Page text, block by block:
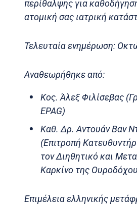
περίθαλψης για
ατομική σας ιατρική
Τελευταία ενημέρωση:
Αναθεωρήθηκε από:
Κος. Άλεξ Φιλίσεβας
EPAG)
Καθ. Δρ. Αντουάν Βαν
(Επιτροπή
τον Διηθητικό και
Καρκίνο της
Επιμέλεια ελληνικής